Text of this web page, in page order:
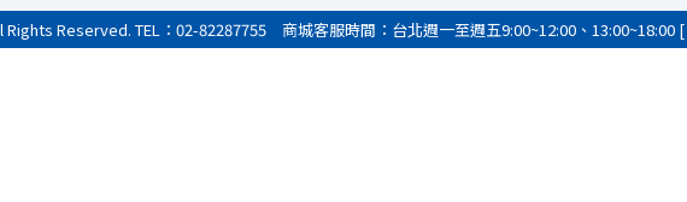
Reserved. TEL：02-82287755 商城客服時間：台北週一至週五9:00~12:00、13:00~18:00 [